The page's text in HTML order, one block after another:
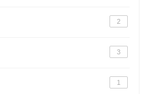
2
3
1